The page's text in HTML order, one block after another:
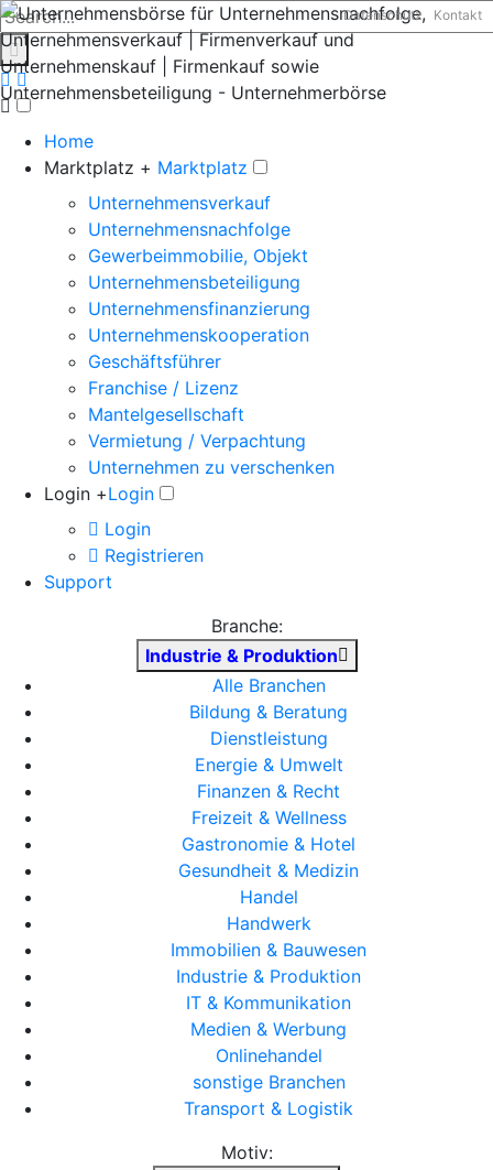
Datenschutz Kontakt
Home
Marktplatz + Marktplatz
Unternehmensverkauf
Unternehmensnachfolge
Gewerbeimmobilie, Objekt
Unternehmensbeteiligung
Unternehmensfinanzierung
Unternehmenskooperation
Geschäftsführer
Franchise / Lizenz
Mantelgesellschaft
Vermietung / Verpachtung
Unternehmen zu verschenken
Login +Login
Login
Registrieren
Support
Branche:
Industrie & Produktion
Alle Branchen
Bildung & Beratung
Dienstleistung
Energie & Umwelt
Finanzen & Recht
Freizeit & Wellness
Gastronomie & Hotel
Gesundheit & Medizin
Handel
Handwerk
Immobilien & Bauwesen
Industrie & Produktion
IT & Kommunikation
Medien & Werbung
Onlinehandel
sonstige Branchen
Transport & Logistik
Motiv: